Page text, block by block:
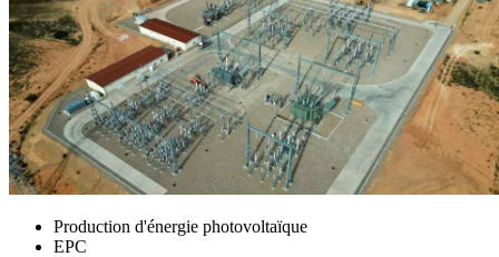
Production d'énergie photovoltaïque
EPC